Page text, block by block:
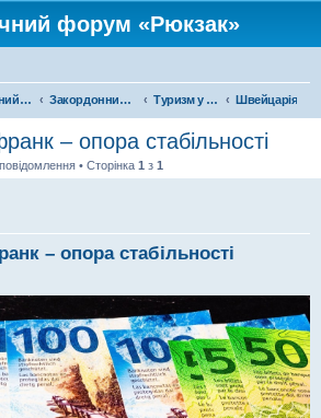
форум «Рюкзак»
Туристичний форум «Рюкзак» Закордонний туризм Туризм у Європі Швейцарія
– опора стабільності
• Сторінка 1 з 1
– опора стабільності